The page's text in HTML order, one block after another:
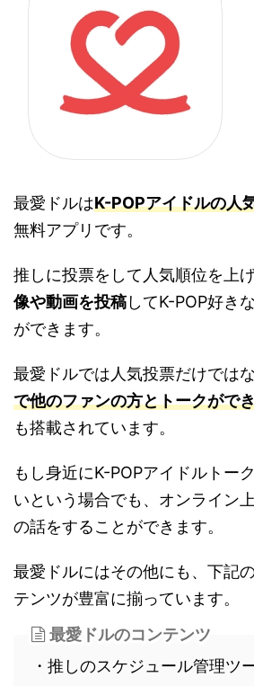
最愛ドルはK-POPアイドルの人
無料アプリです。
推しに投票をして人気順位を上
像や動画を投稿してK-POP好き
ができます。
最愛ドルでは人気投票だけではな
で他のファンの方とトークがで
も搭載されています。
もし身近にK-POPアイドルトー
いという場合でも、オンライン
の話をすることができます。
最愛ドルにはその他にも、下記
テンツが豊富に揃っています。
最愛ドルのコンテンツ
・推しのスケジュール管理ツ